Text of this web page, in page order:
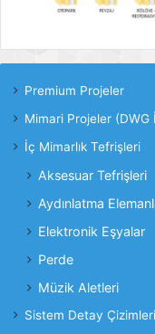
Premium Projeler
Mimari Projeler (DWG
İç Mimarlık Tefrişleri
Aksesuar Tefrişleri
Aydınlatma
Elektronik Eşyalar
Perde
Müzik Aletleri
Sistem Detay Çizimleri